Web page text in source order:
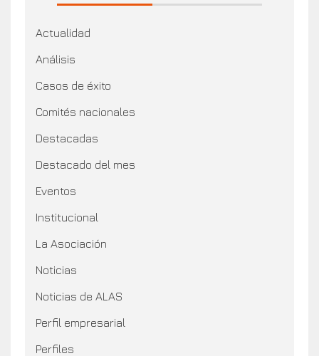
Actualidad
Análisis
Casos de éxito
Comités nacionales
Destacadas
Destacado del mes
Eventos
Institucional
La Asociación
Noticias
Noticias de ALAS
Perfil empresarial
Perfiles